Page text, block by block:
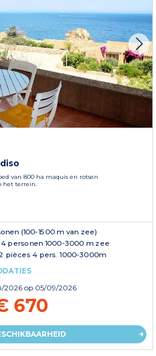
van 800 ha maquis en rotsen
het terrein.
(100-1500 m van zee)
personen 1000-3000 m zee
pièces 4 pers. 1000-3000m
2026 op 05/09/2026
670